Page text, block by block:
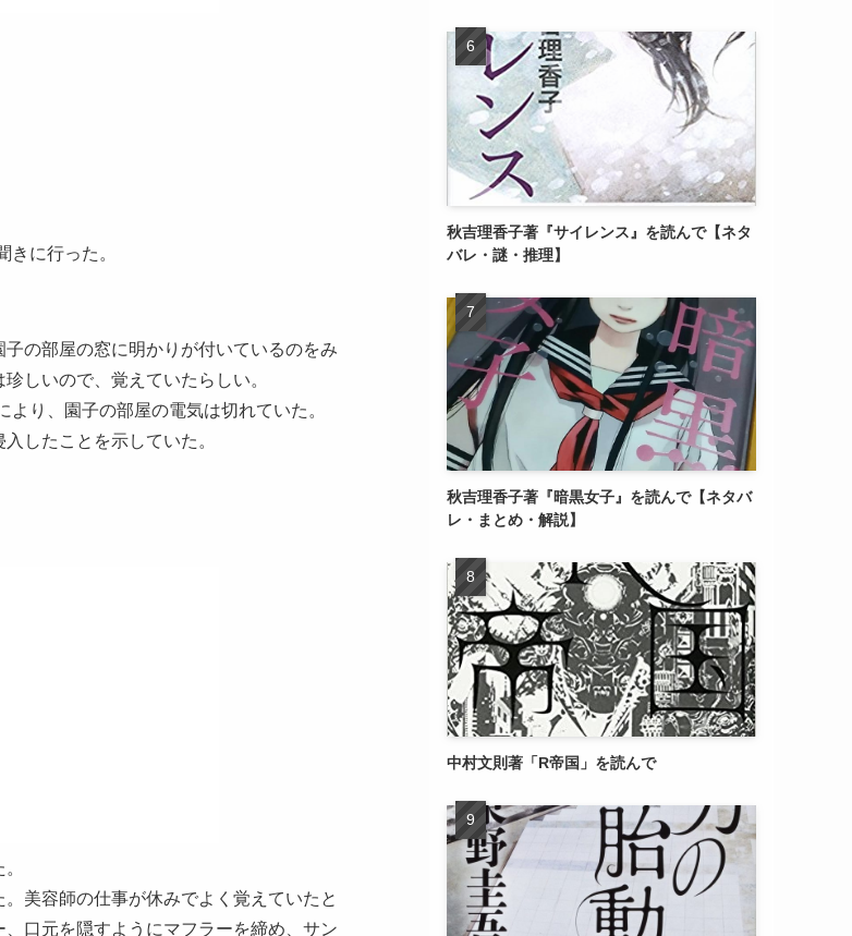
に行った。
の部屋の窓に明かりが付いているのをみ
しいので、覚えていたらしい。
り、園子の部屋の電気は切れていた。
したことを示していた。
美容師の仕事が休みでよく覚えていたと
口元を隠すようにマフラーを締め、サン
秋吉理香子著『サイレンス』を読んで【ネタ
バレ・謎・推理】
秋吉理香子著『暗黒女子』を読んで【ネタバ
レ・まとめ・解説】
中村文則著「R帝国」を読んで